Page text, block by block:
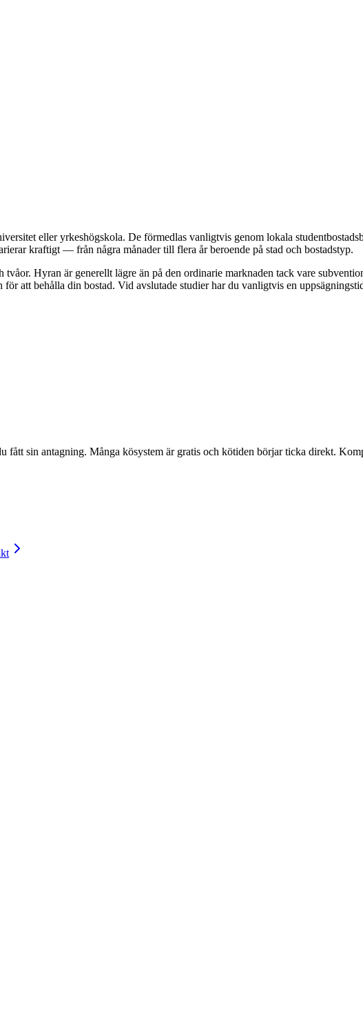
eller yrkeshögskola. De förmedlas vanligtvis genom lokala
kraftigt — från några månader till flera år beroende på stad och bostadstyp.
Hyran är generellt lägre än på den ordinarie marknaden tack vare
att behålla din bostad. Vid avslutade studier har du vanligtvis en
sin antagning. Många kösystem är gratis och kötiden börjar ticka direkt.